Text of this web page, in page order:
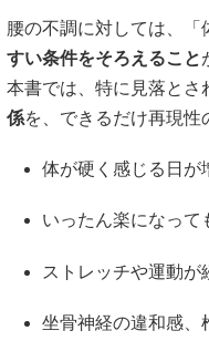
腰の不調に対しては、「
すい条件をそろえること
本書では、特に見落とさ
係を、できるだけ再現性
体が硬く感じる日が
いったん楽になって
ストレッチや運動が
坐骨神経の違和感、